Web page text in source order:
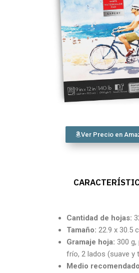
Ver Precio en
Cantidad de hojas:
Tamaño: 22.9 x 30.5
Gramaje hoja: 300 g,
frío, 2 lados (suave y
Medio